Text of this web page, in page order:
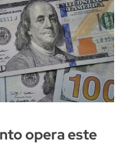
opera este